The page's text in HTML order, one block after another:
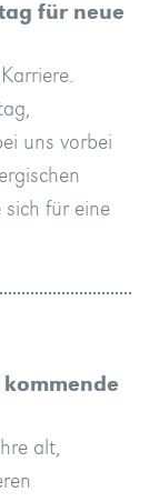
für neue
uns vorbei
sich für eine
alt,